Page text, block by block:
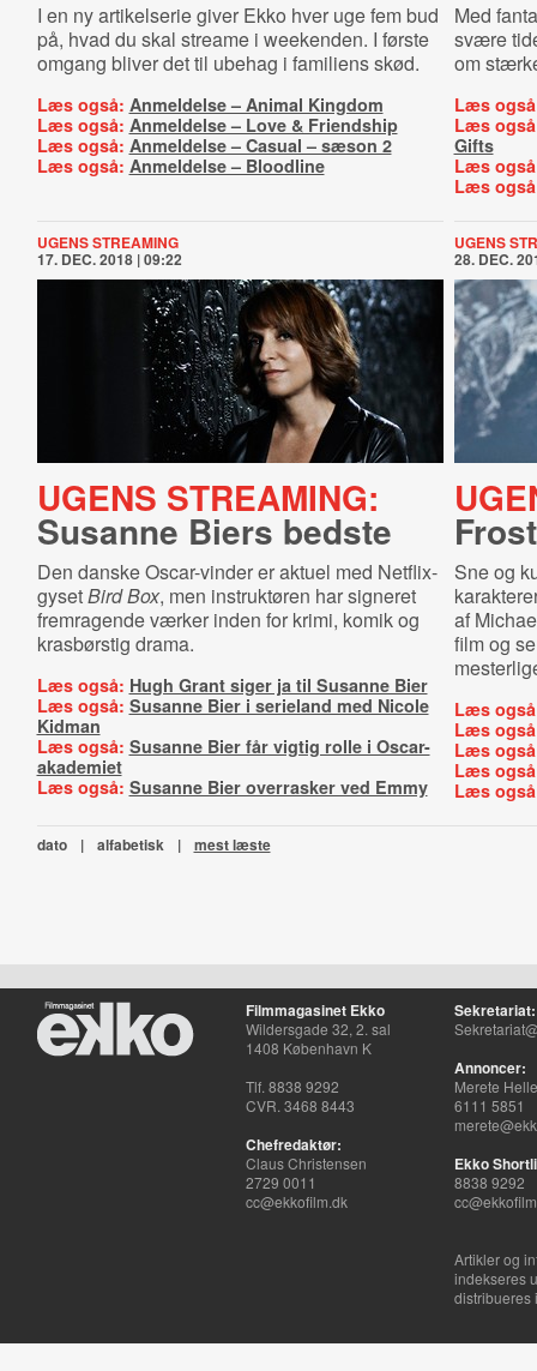
I en ny artikelserie giver Ekko hver uge fem bud
på, hvad du skal streame i weekenden. I første
omgang bliver det til ubehag i familiens skød.
Læs også: Anmeldelse – Animal Kingdom
Læs også: Anmeldelse – Love & Friendship
Læs også: Anmeldelse – Casual – sæson 2
Læs også: Anmeldelse – Bloodline
Med
svære
om
Læs
Læs
Gifts
Læs
Læs
UGENS STREAMING
17. DEC. 2018 | 09:22
UGENS STREAMING:
Susanne Biers bedste
Den danske Oscar-vinder er aktuel med Netflix-
gysetBird Box, men instruktøren har signeret
fremragende værker inden for krimi, komik og
krasbørstig drama.
Læs også: Hugh Grant siger ja til Susanne Bier
Læs også: Susanne Bier i serieland med Nicole
Kidman
Læs også: Susanne Bier får vigtig rolle i Oscar-
akademiet
Læs også: Susanne Bier overrasker ved Emmy
UGENS
28. DEC.
Sne og
af
film og
Læs
Læs
Læs
Læs
Læs
dato | alfabetisk | mest læste
Filmmagasinet Ekko
Wildersgade 32, 2. sal
1408 København K
Tlf. 8838 9292
CVR. 3468 8443
Chefredaktør:
Claus Christensen
2729 0011
cc@ekkofilm.dk
Sekretariat:
Annoncer:
Merete
6111 5851
Ekko
8838 9292
Artikler og
indekseres
distribueres